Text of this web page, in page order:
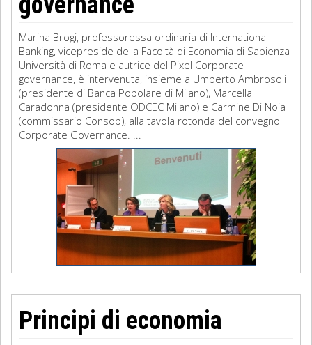
Marina Brogi, professoressa ordinaria di International
Banking, vicepreside della Facoltà di Economia di Sapienza
Università di Roma e autrice del Pixel Corporate
governance, è intervenuta, insieme a Umberto Ambrosoli
(presidente di Banca Popolare di Milano), Marcella
Caradonna (presidente ODCEC Milano) e Carmine Di Noia
(commissario Consob), alla tavola rotonda del convegno
Corporate Governance. ...
Principi di economia